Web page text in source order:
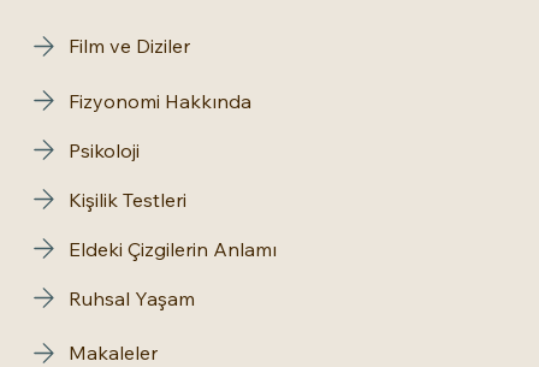
Film ve Diziler
Makaleler
Fizyonomi Hakkında
Psikoloji
Kişilik Testleri
Eldeki Çizgilerin Anlamı
Ruhsal Yaşam